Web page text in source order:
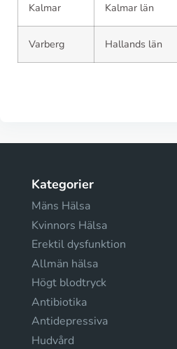
Kalmar Kalmar län
Varberg Hallands län
Kategorier
Mäns Hälsa
Kvinnors Hälsa
Erektil dysfunktion
Allmän hälsa
Högt blodtryck
Antibiotika
Antidepressiva
Hudvård